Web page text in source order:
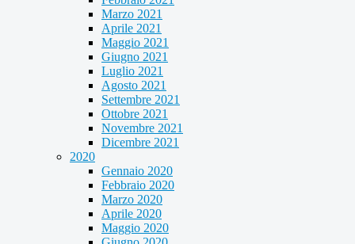
Marzo 2021
Aprile 2021
Maggio 2021
Giugno 2021
Luglio 2021
Agosto 2021
Settembre 2021
Ottobre 2021
Novembre 2021
Dicembre 2021
2020
Gennaio 2020
Febbraio 2020
Marzo 2020
Aprile 2020
Maggio 2020